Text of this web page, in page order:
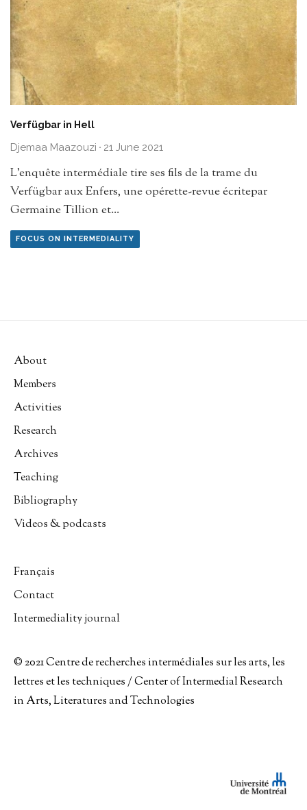
Verfügbar in Hell
Djemaa Maazouzi · 21 June 2021
L’enquête intermédiale tire ses fils de la trame du
Verfügbar aux Enfers, une opérette-revue écritepar
Germaine Tillion et...
FOCUS ON INTERMEDIALITY
About
Members
Activities
Research
Archives
Teaching
Bibliography
Videos & podcasts
Français
Contact
Intermediality journal
© 2021 Centre de recherches intermédiales sur les arts, les
lettres et les techniques / Center of Intermedial Research
in Arts, Literatures and Technologies